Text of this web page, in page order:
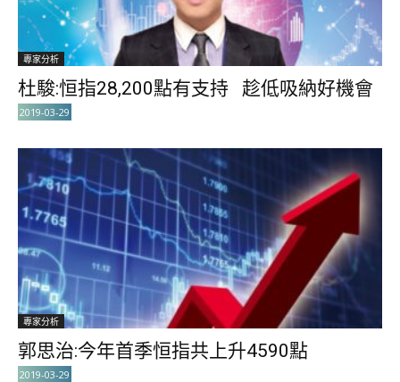
專家分析
杜駿:恒指28,200點有支持 趁低吸納好機會
2019-03-29
專家分析
郭思治:今年首季恒指共上升4590點
2019-03-29